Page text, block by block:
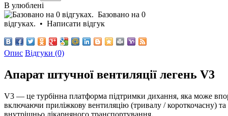
В улюблені
Базовано на 0
відгуках. • Написати відгук
Опис Відгуки (0)
Апарат штучної вентиляції легень V3
V3 — це турбінна платформа підтримки дихання, яка може
включаючи приліжкову вентиляцію (тривалу / короткочасну) та
внутрішньо лікарняного транспортування.